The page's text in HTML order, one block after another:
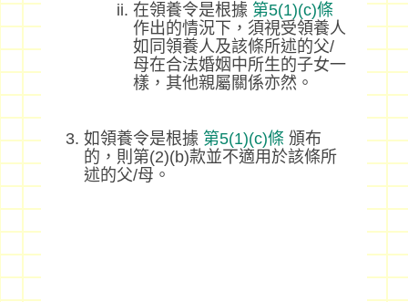
在領養令是根據 第5(1)(c)條
作出的情況下，須視受領養人
如同領養人及該條所述的父/
母在合法婚姻中所生的子女一
樣，其他親屬關係亦然。
如領養令是根據 第5(1)(c)條 頒布
的，則第(2)(b)款並不適用於該條所
述的父/母。